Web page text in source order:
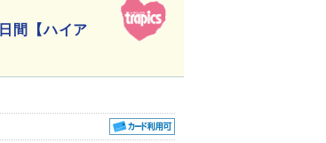
間【ハイア